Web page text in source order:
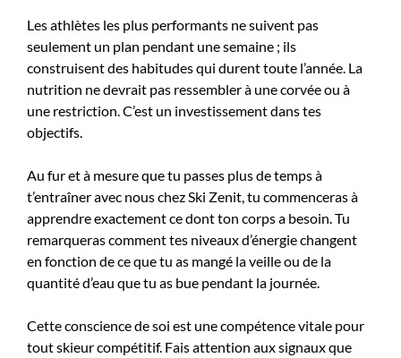
Les athlètes les plus performants ne suivent pas
seulement un plan pendant une semaine ; ils
construisent des habitudes qui durent toute l’année. La
nutrition ne devrait pas ressembler à une corvée ou à
une restriction. C’est un investissement dans tes
objectifs.
Au fur et à mesure que tu passes plus de temps à
t’entraîner avec nous chez Ski Zenit, tu commenceras à
apprendre exactement ce dont ton corps a besoin. Tu
remarqueras comment tes niveaux d’énergie changent
en fonction de ce que tu as mangé la veille ou de la
quantité d’eau que tu as bue pendant la journée.
Cette conscience de soi est une compétence vitale pour
tout skieur compétitif. Fais attention aux signaux que